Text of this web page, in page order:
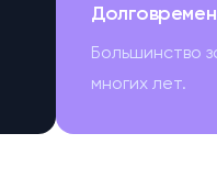
Большинство
многих лет.